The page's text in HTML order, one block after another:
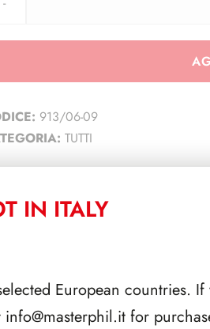
913/06-09
TUTTI
IN ITALY
European countries.
info@masterphil.itfor